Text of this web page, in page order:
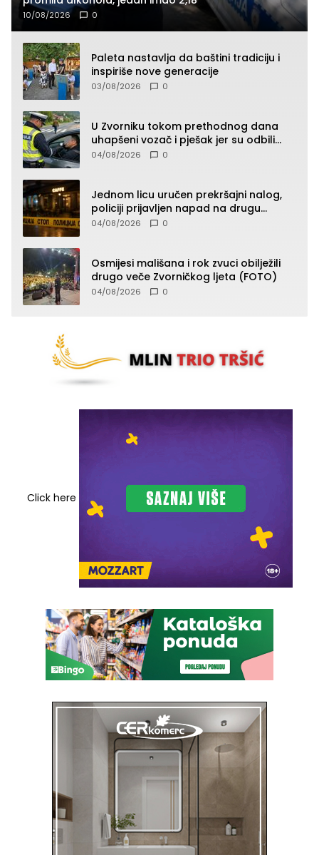
10/08/2026 0
Paleta nastavlja da baštini tradiciju i
inspiriše nove generacije
03/08/2026 0
U Zvorniku tokom prethodnog dana
uhapšeni vozač i pješak jer su odbili
testiranje na prisustvo droge
04/08/2026 0
Jednom licu uručen prekršajni nalog,
policiji prijavljen napad na drugu
osobu!?
04/08/2026 0
Osmijesi mališana i rok zvuci obilježili
drugo veče Zvorničkog ljeta (FOTO)
04/08/2026 0
Click here